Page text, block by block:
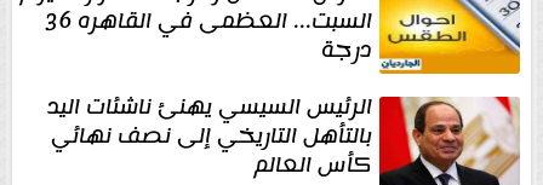
السبت... العظمى في القاهره 36
درجة
الرئيس السيسي يهنئ ناشئات اليد
بالتأهل التاريخي إلى نصف نهائي
كأس العالم